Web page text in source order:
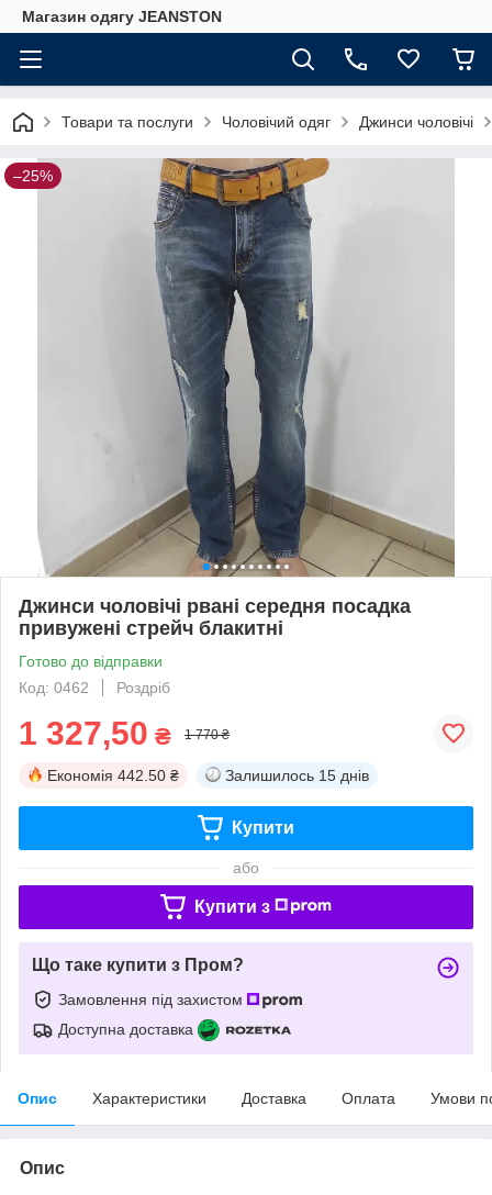
Магазин одягу JEANSTON
Товари та послуги Чоловічий одяг Джинси чоловічі
–25%
Джинси чоловічі рвані середня посадка
привужені стрейч блакитні
Готово до відправки
Код: 0462
Роздріб
1 327,50 ₴ 1 770 ₴
Економія 442.50 ₴ Залишилось 15 днів
Купити
або
Купити з
Що таке купити з Пром?
Замовлення під захистом
Доступна доставка
Опис Характеристики Доставка Оплата Умови
Опис